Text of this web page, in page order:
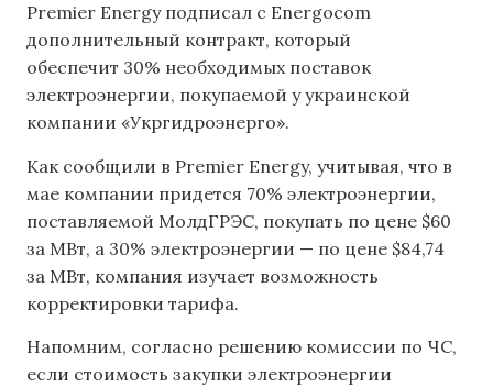
Premier Energy подписал с Energocom
дополнительный контракт, который
обеспечит 30% необходимых поставок
электроэнергии, покупаемой у украинской
компании «Укргидроэнерго».
Как сообщили в Premier Energy, учитывая, что в
мае компании придется 70% электроэнергии,
поставляемой МолдГРЭС, покупать по цене $60
за МВт, а 30% электроэнергии — по цене $84,74
за МВт, компания изучает возможность
корректировки тарифа.
Напомним, согласно решению комиссии по ЧС,
если стоимость закупки электроэнергии